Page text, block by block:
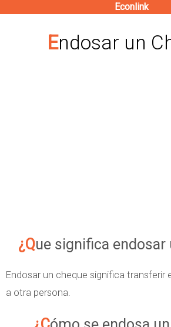
contenido
Econlink
Endosar un
¿Que significa
Endosar un cheque significa transferir
a otra persona.